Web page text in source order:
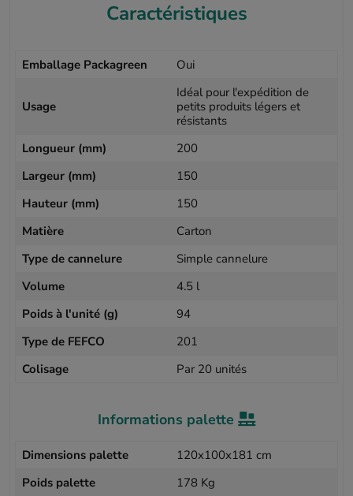
Caractéristiques
Emballage Packagreen Oui
Usage
Idéal pour l'expédition de
petits produits légers et
résistants
Longueur (mm)
200
Largeur (mm)
150
Hauteur (mm)
150
Matière
Carton
Type de cannelure
Simple cannelure
Volume
4.5 l
Poids à l'unité (g)
94
Type de FEFCO
201
Colisage
Par 20 unités
Informations palette
Dimensions palette
120x100x181 cm
Poids palette
178 Kg